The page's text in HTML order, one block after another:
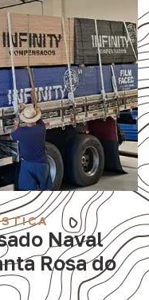
Naval
Rosa do